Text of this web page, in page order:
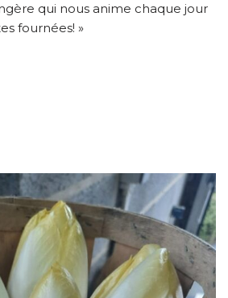
qui nous anime chaque jour
fournées! »